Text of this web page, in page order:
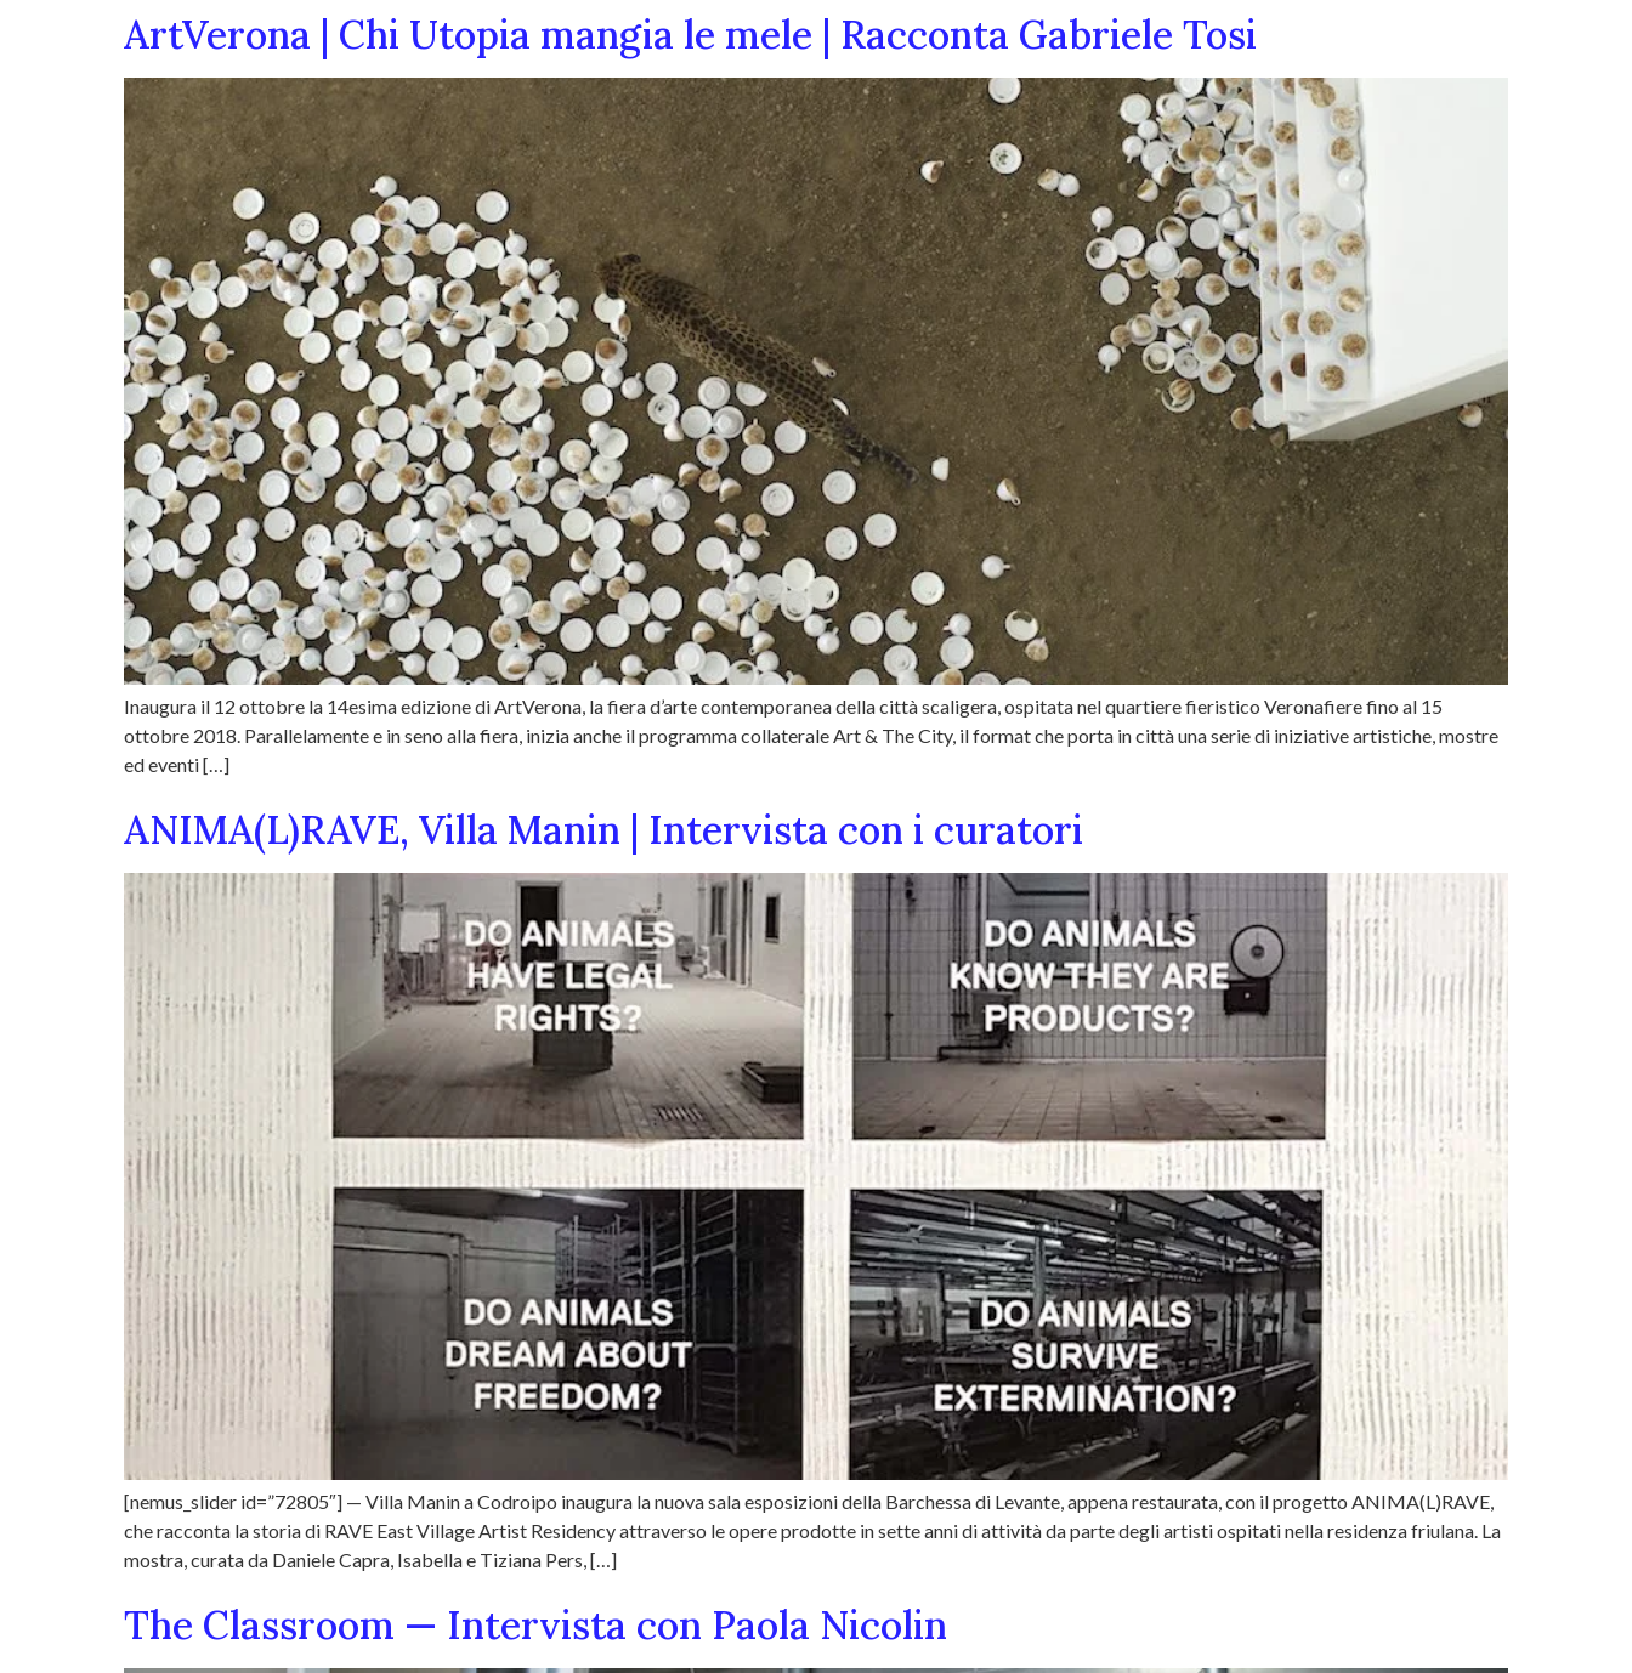
ArtVerona | Chi Utopia mangia le mele | Racconta Gabriele Tosi
Inaugura il 12 ottobre la 14esima edizione di ArtVerona, la fiera d’arte contemporanea della città scaligera, ospitata nel quartiere fieristico Veronafiere fino al 15
ottobre 2018. Parallelamente e in seno alla fiera, inizia anche il programma collaterale Art & The City, il format che porta in città una serie di iniziative artistiche, mostre
ed eventi […]
ANIMA(L)RAVE, Villa Manin | Intervista con i curatori
[nemus_slider id=”72805″] — Villa Manin a Codroipo inaugura la nuova sala esposizioni della Barchessa di Levante, appena restaurata, con il progetto ANIMA(L)RAVE,
che racconta la storia di RAVE East Village Artist Residency attraverso le opere prodotte in sette anni di attività da parte degli artisti ospitati nella residenza friulana. La
mostra, curata da Daniele Capra, Isabella e Tiziana Pers, […]
The Classroom — Intervista con Paola Nicolin